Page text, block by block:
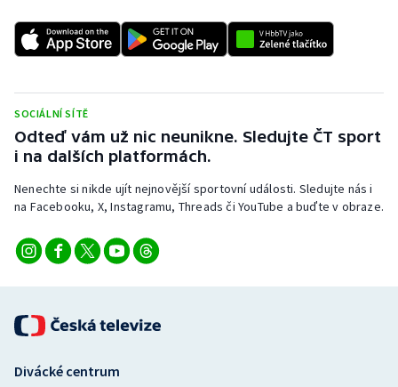
SOCIÁLNÍ SÍTĚ
Odteď vám už nic neunikne. Sledujte ČT sport
i na dalších platformách.
Nenechte si nikde ujít nejnovější sportovní události. Sledujte nás i
na Facebooku, X, Instagramu, Threads či YouTube a buďte v obraze.
Divácké centrum